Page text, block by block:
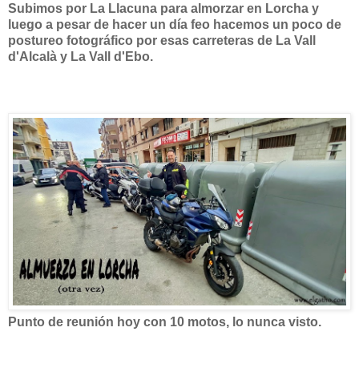
Subimos por La Llacuna para almorzar en Lorcha y
luego a pesar de hacer un día feo hacemos un poco de
postureo fotográfico por esas carreteras de La Vall
d'Alcalà y La Vall d'Ebo.
Punto de reunión hoy con 10 motos, lo nunca visto.